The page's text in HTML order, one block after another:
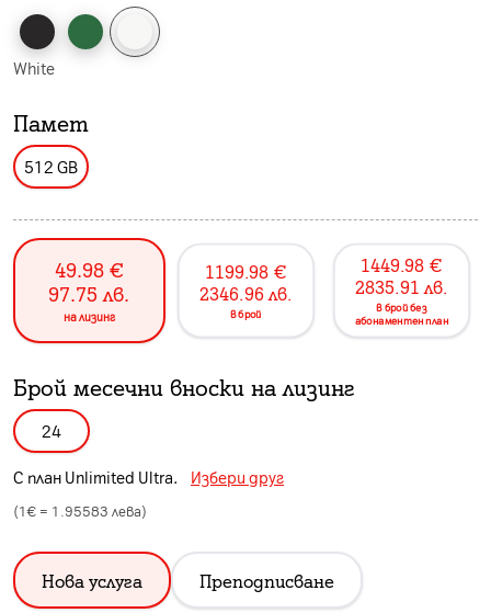
White
Памет
512 GB
49.98 €
97.75 лв.
на лизинг
1199.98 €
2346.96 лв.
в брой
1449.98 €
2835.91 лв.
в брой без
абонаментен план
Брой месечни вноски на лизинг
24
С план Unlimited Ultra. Избери друг
(1€ = 1.95583 лева)
Нова услуга Преподписване